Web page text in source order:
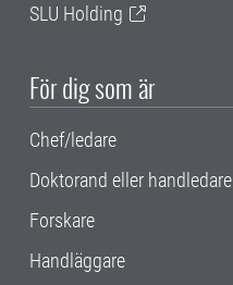
SLU Holding
För dig som är
Chef/ledare
Doktorand eller handledare
Forskare
Handläggare